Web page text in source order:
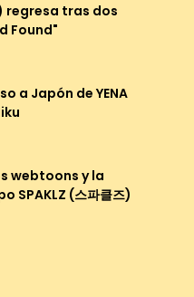
) regresa tras dos
Found"
a Japón de YENA
webtoons y la
SPAKLZ (스파클즈)